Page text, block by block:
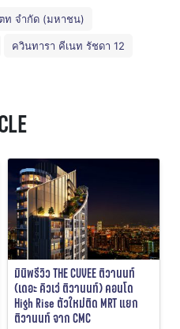
ตท จำกัด (มหาชน)
ควินทารา คีเนท รัชดา 12
มินิพรีวิว THE CUVEE ติวานนท์
(เดอะ คิวเว่ ติวานนท์) คอนโด
High Rise ตัวใหม่ติด MRT แยก
ติวานนท์ จาก CMC